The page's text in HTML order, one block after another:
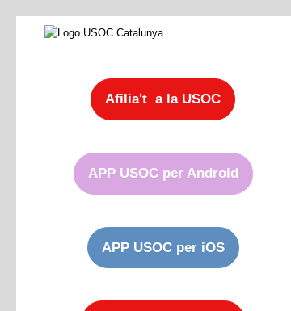
Afilia't a la USOC
APP USOC per Android
APP USOC per iOS